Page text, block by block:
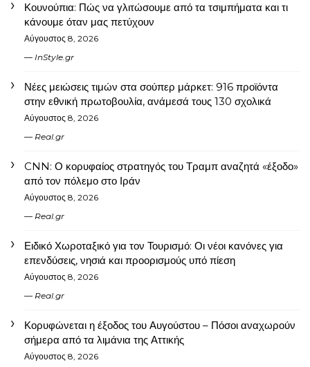
Κουνούπια: Πώς να γλιτώσουμε από τα τσιμπήματα και τι
κάνουμε όταν μας πετύχουν
Αύγουστος 8, 2026
InStyle.gr
Νέες μειώσεις τιμών στα σούπερ μάρκετ: 916 προϊόντα
στην εθνική πρωτοβουλία, ανάμεσά τους 130 σχολικά
Αύγουστος 8, 2026
Real.gr
CNN: Ο κορυφαίος στρατηγός του Τραμπ αναζητά «έξοδο»
από τον πόλεμο στο Ιράν
Αύγουστος 8, 2026
Real.gr
Ειδικό Χωροταξικό για τον Τουρισμό: Οι νέοι κανόνες για
επενδύσεις, νησιά και προορισμούς υπό πίεση
Αύγουστος 8, 2026
Real.gr
Κορυφώνεται η έξοδος του Αυγούστου – Πόσοι αναχωρούν
σήμερα από τα λιμάνια της Αττικής
Αύγουστος 8, 2026